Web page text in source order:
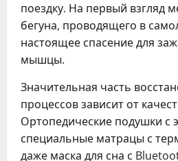
поездку. На первый взгляд
бегуна, проводящего в
настоящее спасение для
мышцы.
Значительная часть
процессов зависит от
Ортопедические подушки с
специальные матрацы с
даже маска для сна с